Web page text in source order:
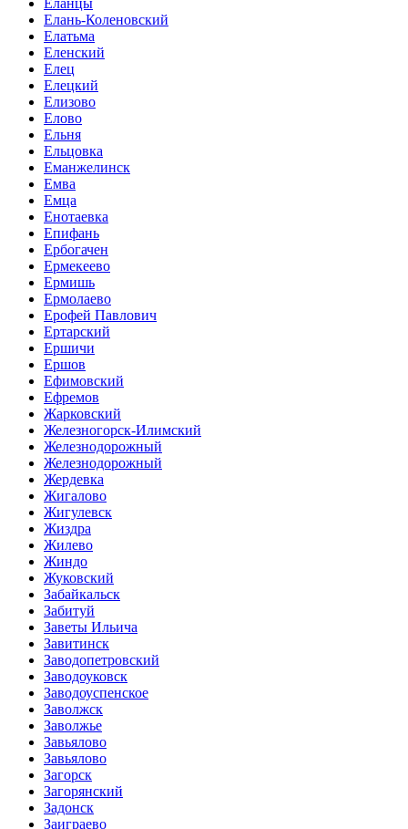
Еланцы
Елань-Коленовский
Елатьма
Еленский
Елец
Елецкий
Елизово
Елово
Ельня
Ельцовка
Еманжелинск
Емва
Емца
Енотаевка
Епифань
Ербогачен
Ермекеево
Ермишь
Ермолаево
Ерофей Павлович
Ертарский
Ершичи
Ершов
Ефимовский
Ефремов
Жарковский
Железногорск-Илимский
Железнодорожный
Железнодорожный
Жердевка
Жигалово
Жигулевск
Жиздра
Жилево
Жиндо
Жуковский
Забайкальск
Забитуй
Заветы Ильича
Завитинск
Заводопетровский
Заводоуковск
Заводоуспенское
Заволжск
Заволжье
Завьялово
Завьялово
Загорск
Загорянский
Задонск
Заиграево